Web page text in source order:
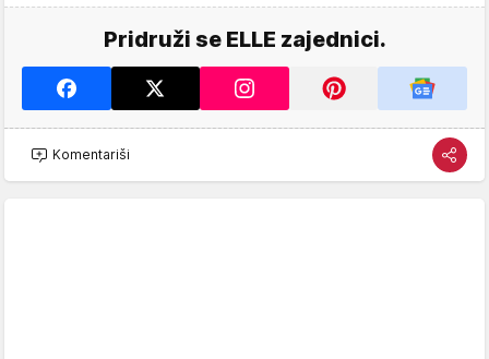
Pridruži se ELLE zajednici.
Komentariši